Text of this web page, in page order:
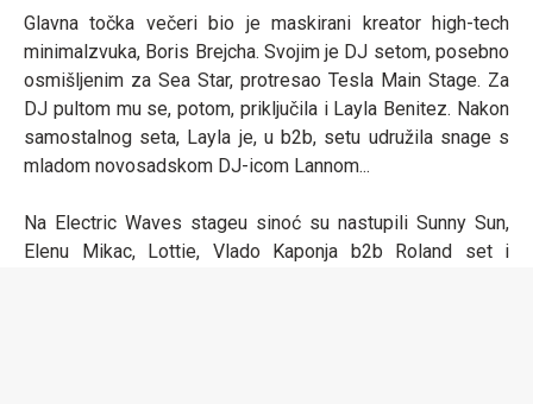
Glavna točka večeri bio je maskirani kreator high-tech
minimalzvuka, Boris Brejcha. Svojim je DJ setom, posebno
osmišljenim za Sea Star, protresao Tesla Main Stage. Za
DJ pultom mu se, potom, priključila i Layla Benitez. Nakon
samostalnog seta, Layla je, u b2b, setu udružila snage s
mladom novosadskom DJ-icom Lannom...
Na Electric Waves stageu sinoć su nastupili Sunny Sun,
Elenu Mikac, Lottie, Vlado Kaponja b2b Roland set i